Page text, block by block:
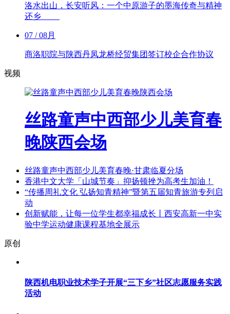
洛水出山，长安听风：一个中原游子的墨海传奇与精神
还乡
07 / 08月
商洛职院与陕西丹凤龙桥经贸集团签订校企合作协议
视频
丝路童声中西部少儿美育春
晚陕西会场
丝路童声中西部少儿美育春晚·甘肃临夏分场
香港中文大学「山城节奏」抑扬顿挫为高考生加油！
“传播周礼文化 弘扬知青精神”暨第五届知青旅游专列启
动
创新赋能，让每一位学生都幸福成长丨西安高新一中实
验中学运动健康课程基地全展示
原创
陕西机电职业技术学子开展“三下乡”社区志愿服务实践
活动